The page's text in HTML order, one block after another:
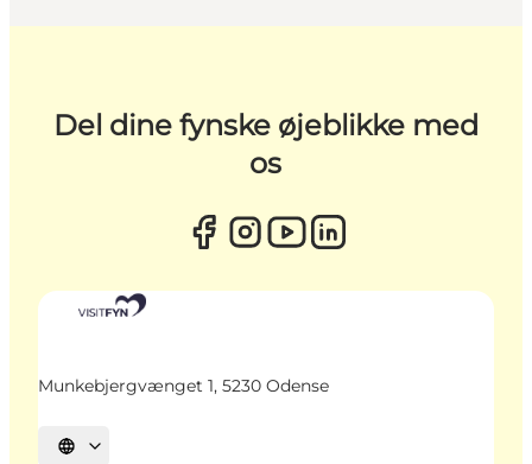
Del dine fynske øjeblikke med
os
Munkebjergvænget 1, 5230 Odense
Vælg sprog